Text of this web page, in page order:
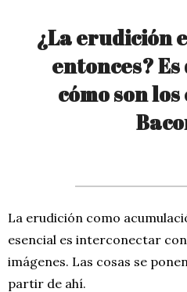
¿La erudición
entonces?
cómo son
La erudición como
esencial es interconectar
imágenes. Las cosas se
partir de ahí.